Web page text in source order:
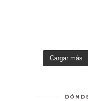
Cargar más